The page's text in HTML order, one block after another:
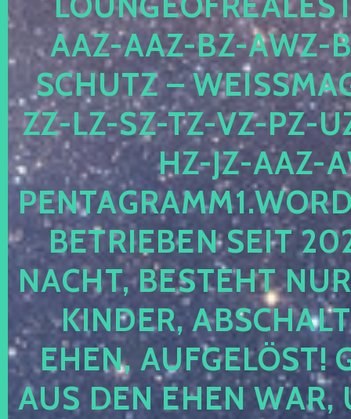
AZ-AAZ-BZ-AWZ-
CHUTZ –
-LZ-SZ-TZ-VZ-PZ-UZ-
-JZ-AAZ-
TRIEBEN SEIT 2024
CHT, BESTEHT NUR
NDER,
EN, AUFGELÖST!
S DEN EHEN WAR,